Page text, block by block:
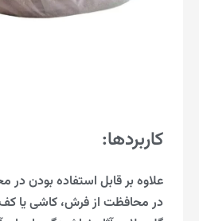
کاربردها:
علاوه بر قابل استفاده بودن در
در محافظت از فرش، کاشی یا کف